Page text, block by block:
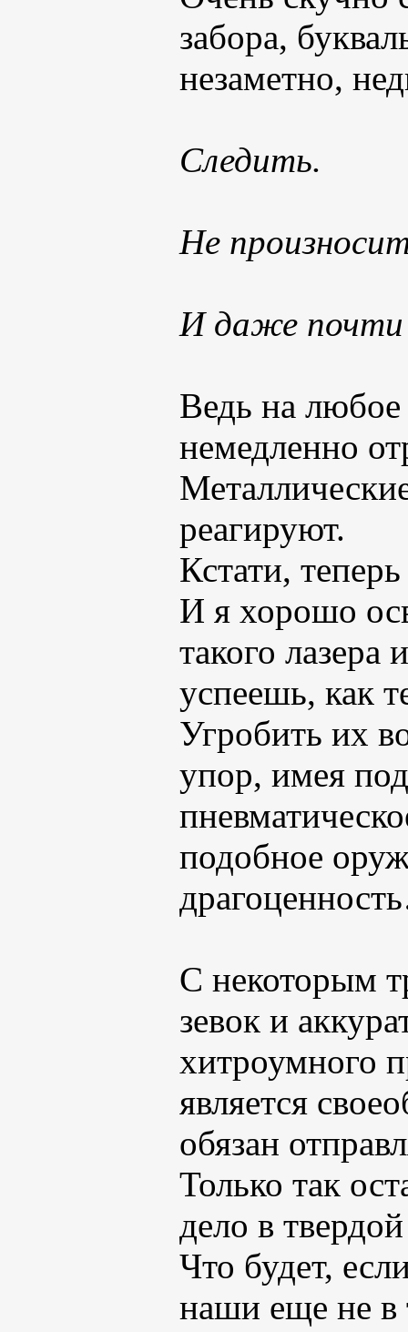
забора,
незаметно,
Следить.
Не
И даже
Ведь на
немедленно
реагируют.
Кстати,
И я хорошо
такого лазера
успеешь, как
Угробить их
упор, имея
подобное
С некоторым
зевок и
хитроумного
является
обязан
Только так
дело в
Что будет,
наши еще не в